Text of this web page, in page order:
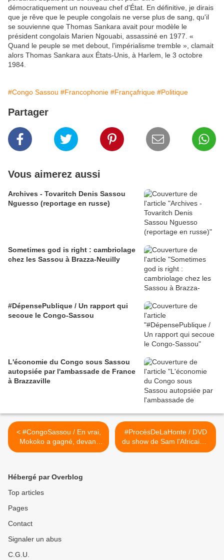
démocratiquement un nouveau chef d'État. En définitive, je dirais
que je rêve que le peuple congolais ne verse plus de sang, qu'il
se souvienne que Thomas Sankara avait pour modèle le
président congolais Marien Ngouabi, assassiné en 1977. «
Quand le peuple se met debout, l'impérialisme tremble », clamait
alors Thomas Sankara aux États-Unis, à Harlem, le 3 octobre
1984.
#Congo Sassou #Francophonie #Françafrique #Politique
Partager
Vous aimerez aussi
Archives - Tovaritch Denis Sassou
Nguesso (reportage en russe)
Sometimes god is right : cambriolage
chez les Sassou à Brazza-Neuilly
#DépensePublique / Un rapport qui
secoue le Congo-Sassou
L'économie du Congo sous Sassou
autopsiée par l'ambassade de France
à Brazzaville
< #CongoSassou / En vrai,
Mokoko a gagné, devant
Kolélas et Salissa...
#ProcèsDeLaHonte / DVD
du show de Sam l'Africain à
la CPI en vente à Abidjan
Hébergé par Overblog
Top articles
Pages
Contact
Signaler un abus
C.G.U.